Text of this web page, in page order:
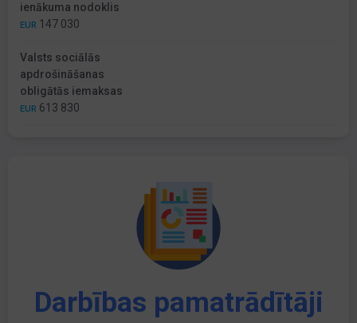
ienākuma nodoklis
EUR 147 030
Valsts sociālās
apdrošināšanas
obligātās iemaksas
EUR 613 830
Darbības pamatrādītāji